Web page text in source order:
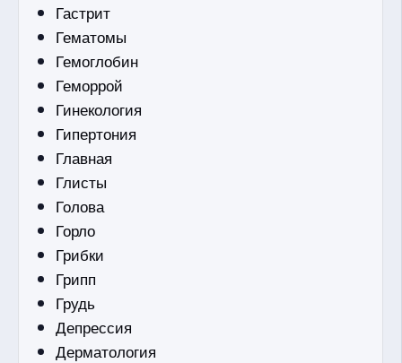
Гастрит
Гематомы
Гемоглобин
Геморрой
Гинекология
Гипертония
Главная
Глисты
Голова
Горло
Грибки
Грипп
Грудь
Депрессия
Дерматология